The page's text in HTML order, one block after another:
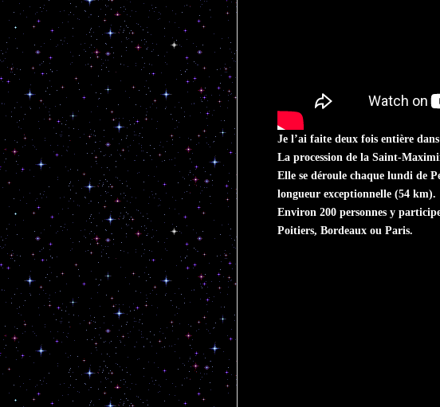
Je l’ai faite deux fois entière
La procession de la Saint-
Elle se déroule chaque lundi de
longueur exceptionnelle (54 km).
Environ 200 personnes y
Poitiers, Bordeaux ou Paris.